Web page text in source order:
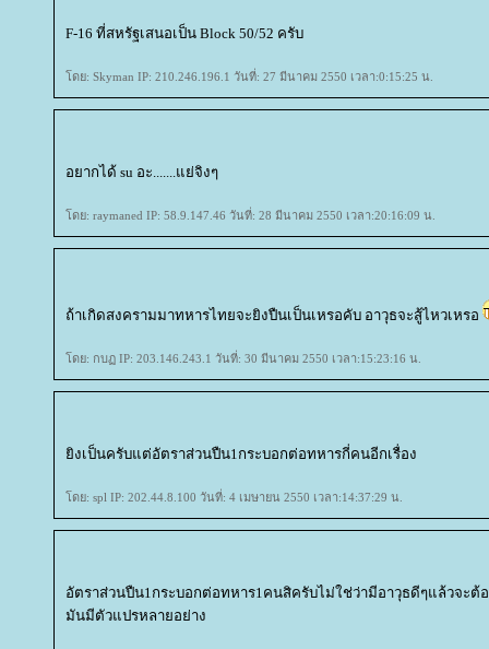
F-16 ที่สหรัฐเสนอเป็น Block 50/52 ครับ
ดย: Skyman IP: 210.246.196.1 วันที่: 27 มีนาคม 2550 เวลา:0:15:25 น.
อยากได้ su อะ.......แย่จิงๆ
ดย: raymaned IP: 58.9.147.46 วันที่: 28 มีนาคม 2550 เวลา:20:16:09 น.
ถ้าเกิดสงครามมาทหารไทยจะยิงปืนเป็นเหรอคับ อาวุธจะสู้ไหวเหรอ
ดย: กบฏ IP: 203.146.243.1 วันที่: 30 มีนาคม 2550 เวลา:15:23:16 น.
ิงเป็นครับแต่อัตราส่วนปืน1กระบอกต่อทหารกี่คนอีกเรื่อง
ดย: spl IP: 202.44.8.100 วันที่: 4 เมษายน 2550 เวลา:14:37:29 น.
อัตราส่วนปืน1กระบอกต่อทหาร1คนสิครับไม่ใช่ว่ามีอาวุธดีๆแล้วจะต้
มันมีตัวแปรหลายอย่าง